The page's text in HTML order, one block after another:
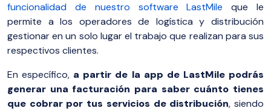
funcionalidad de nuestro software LastMile que le
permite a los operadores de logística y distribución
gestionar en un solo lugar el trabajo que realizan para sus
respectivos clientes.
En específico, a partir de la app de LastMile podrás
generar una facturación para saber cuánto tienes
que cobrar por tus servicios de distribución, siendo